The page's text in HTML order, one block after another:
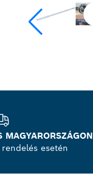
MAGYARORSZÁGON
esetén